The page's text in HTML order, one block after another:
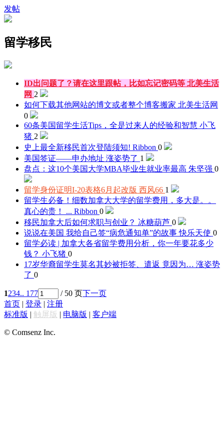
发帖
留学移民
ID出问题了？请在这里跟帖，比如忘记密码等 北美生活
网 2
如何下载其他网站的博文或者整个博客搬家 北美生活网
0
60条美国留学生活Tips，全是过来人的经验和智慧 小飞
猪 2
史上最全新移民首次登陆须知! Ribbon 0
美国签证——申办地址 涨姿势了 1
盘点：这10个美国大学MBA毕业生就业率最高 朱坚强 0
留学身份证明I-20表格6月起改版 西风66 1
留学生必备！细数加拿大大学的留学费用，多大是。。
真心的贵！ ... Ribbon 0
移民加拿大后如何求职与创业？ 冰糖葫芦 0
说说在美国 我给自己签“病危通知单”的故事快乐天使 0
留学必读 | 加拿大各省留学费用分析，你一年要花多少
钱？ 小飞猪 0
17岁华裔留学生莫名其妙被拒签、遣返 竟因为… 涨姿势
了 0
1234.. 177 / 50 页下一页
首页 | 登录 | 注册
标准版 | 触屏版 | 电脑版 | 客户端
© Comsenz Inc.